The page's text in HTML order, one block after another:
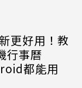
更好用！教
行事曆
都能用